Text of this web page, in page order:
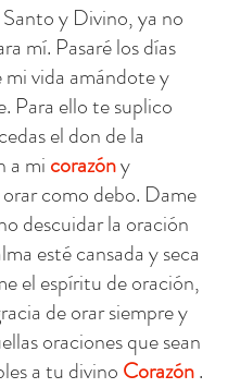
y Divino, ya no
mí. Pasaré los días
mi vida amándote y
Para ello te suplico
el don de la
a mi corazón y
como debo. Dame
descuidar la oración
esté cansada y seca
el espíritu de oración,
de orar siempre y
oraciones que sean
a tu divino Corazón .